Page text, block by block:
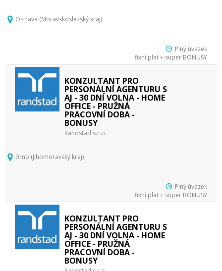
Ostrava (Moravskoslezský kraj)
Plný úvazek
fixní plat + super BONUSY
KONZULTANT PRO
PERSONÁLNÍ AGENTURU S
AJ - 30 DNÍ VOLNA - HOME
OFFICE - PRUŽNÁ
PRACOVNÍ DOBA -
BONUSY
Randstad s.r.o.
Brno (Jihomoravský kraj)
Plný úvazek
fixní plat + super BONUSY
KONZULTANT PRO
PERSONÁLNÍ AGENTURU S
AJ - 30 DNÍ VOLNA - HOME
OFFICE - PRUŽNÁ
PRACOVNÍ DOBA -
BONUSY